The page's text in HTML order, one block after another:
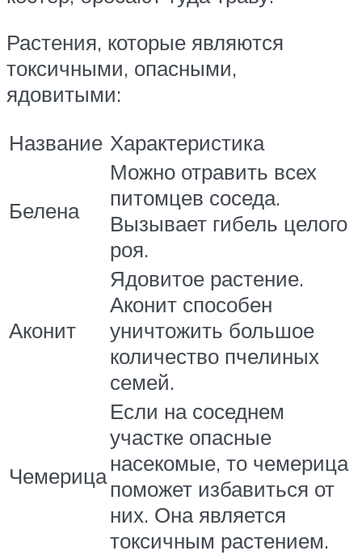
Растения, которые являются
токсичными, опасными,
ядовитыми:
Название Характеристика
Белена
Можно отравить всех
питомцев соседа.
Вызывает гибель целого
роя.
Аконит
Ядовитое растение.
Аконит способен
уничтожить большое
количество пчелиных
семей.
Чемерица
Если на соседнем
участке опасные
насекомые, то чемерица
поможет избавиться от
них. Она является
токсичным растением.